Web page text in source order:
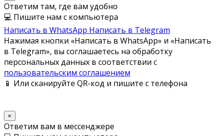
Ответим там, где вам удобно
💻 Пишите нам с компьютера
Написать в WhatsApp Написать в Telegram
Нажимая кнопки «Написать в WhatsApp» и «Написать
в Telegram», вы соглашаетесь на обработку
персональных данных в соответствии с
пользовательским соглашением
📱 Или сканируйте QR-код и пишите с телефона
×
Ответим вам в мессенджере